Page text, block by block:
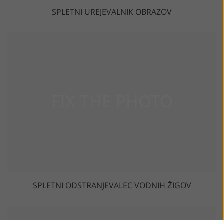
SPLETNI UREJEVALNIK OBRAZOV
SPLETNI ODSTRANJEVALEC VODNIH ŽIGOV